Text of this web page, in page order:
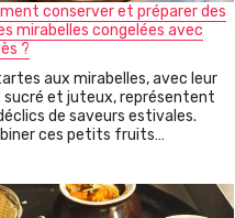
conserver et préparer des
mirabelles congelées avec
?
aux mirabelles, avec leur
sucré et juteux, représentent
de saveurs estivales.
ces petits fruits…